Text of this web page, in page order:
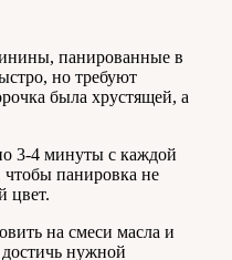
панированные в
но требуют
была хрустящей, а
3-4 минуты с каждой
панировка не
цвет.
на смеси масла и
нужной